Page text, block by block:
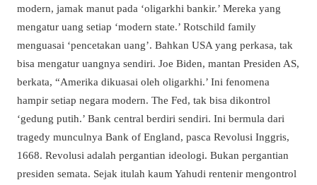
modern, jamak manut pada ‘oligarkhi bankir.’ Mereka yang
mengatur uang setiap ‘modern state.’ Rotschild family
menguasai ‘pencetakan uang’. Bahkan USA yang perkasa, tak
bisa mengatur uangnya sendiri. Joe Biden, mantan Presiden AS,
berkata, “Amerika dikuasai oleh oligarkhi.’ Ini fenomena
hampir setiap negara modern. The Fed, tak bisa dikontrol
‘gedung putih.’ Bank central berdiri sendiri. Ini bermula dari
tragedy munculnya Bank of England, pasca Revolusi Inggris,
1668. Revolusi adalah pergantian ideologi. Bukan pergantian
presiden semata. Sejak itulah kaum Yahudi rentenir mengontrol